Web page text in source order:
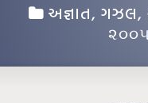
અજ્ઞાત, ગઝલ,